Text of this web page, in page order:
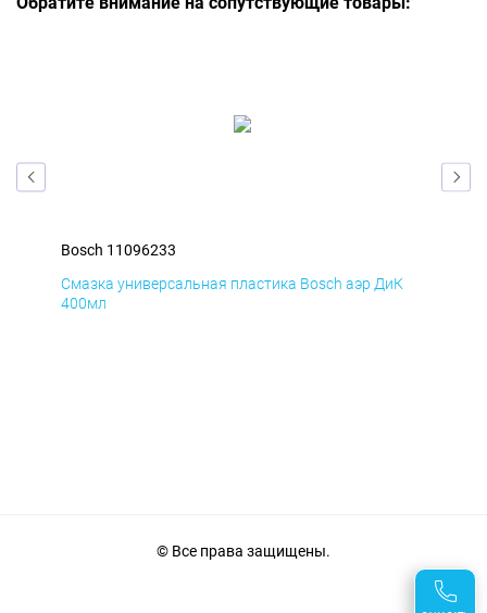
Bosch 11096233
Смазка универсальная пластика Bosch аэр ДиК
400мл
© Все права защищены.